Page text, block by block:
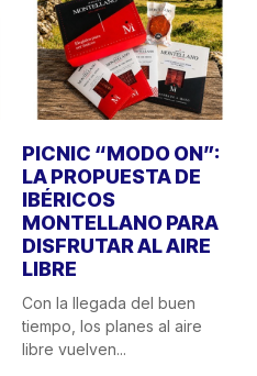
PICNIC “MODO ON”:
LA PROPUESTA DE
IBÉRICOS
MONTELLANO PARA
DISFRUTAR AL AIRE
LIBRE
Con la llegada del buen
tiempo, los planes al aire
libre vuelven...